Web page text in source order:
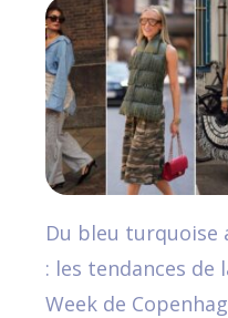
Du bleu turquoise
: les tendances de
Week de